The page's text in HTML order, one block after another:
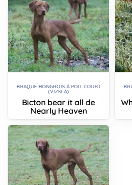
BRAQUE HONGROIS À POIL COURT
(VIZSLA)
Bicton bear it all de
Nearly Heaven